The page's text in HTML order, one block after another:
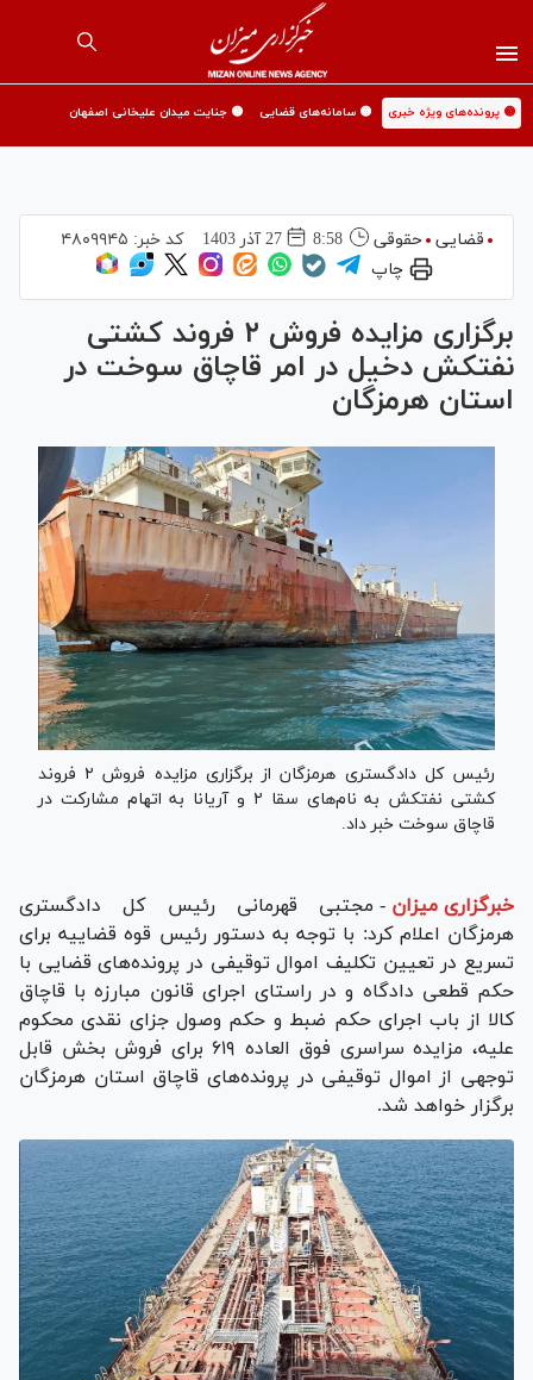
🟡 پرونده‌های ویژه خبری 🟡 سامانه‌های قضایی 🟡 جنایت میدان علیخانی اصفهان
قضایی حقوقی 8:58 27 آذر 1403 کد خبر: ۴۸۰۹۹۴۵
چاپ
برگزاری مزایده فروش ۲ فروند کشتی
نفتکش دخیل در امر قاچاق سوخت در
استان هرمزگان
رئیس کل دادگستری هرمزگان از برگزاری مزایده فروش ۲ فروند
کشتی نفتکش به نام‌های سقا ۲ و آریانا به اتهام مشارکت در
قاچاق سوخت خبر داد.
خبرگزاری میزان - مجتبی قهرمانی رئیس کل دادگستری
هرمزگان اعلام کرد: با توجه به دستور رئیس قوه قضاییه برای
تسریع در تعیین تکلیف اموال توقیفی در پرونده‌های قضایی با
حکم قطعی دادگاه و در راستای اجرای قانون مبارزه با قاچاق
کالا از باب اجرای حکم ضبط و حکم وصول جزای نقدی محکوم
علیه، مزایده سراسری فوق العاده ۶۱۹ برای فروش بخش قابل
توجهی از اموال توقیفی در پرونده‌های قاچاق استان هرمزگان
برگزار خواهد شد.